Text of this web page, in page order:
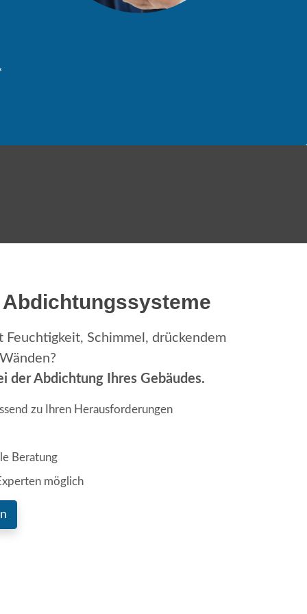
Feuchtigkeit, Schimmel, drückendem
der Abdichtung Ihres Gebäudes.
zu Ihren Herausforderungen
Beratung
möglich